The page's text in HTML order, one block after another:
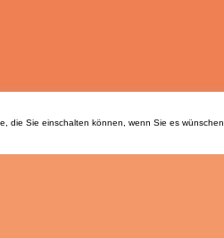
die Sie einschalten können, wenn Sie es wünschen.